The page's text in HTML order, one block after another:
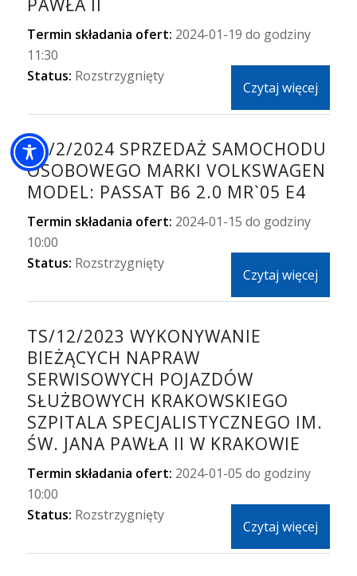
PAWŁA II
Termin składania ofert: 2024-01-19 do godziny
11:30
Status: Rozstrzygnięty
Czytaj więcej
TS/2/2024 SPRZEDAŻ SAMOCHODU
OSOBOWEGO MARKI VOLKSWAGEN
MODEL: PASSAT B6 2.0 MR`05 E4
Termin składania ofert: 2024-01-15 do godziny
10:00
Status: Rozstrzygnięty
Czytaj więcej
TS/12/2023 WYKONYWANIE
BIEŻĄCYCH NAPRAW
SERWISOWYCH POJAZDÓW
SŁUŻBOWYCH KRAKOWSKIEGO
SZPITALA SPECJALISTYCZNEGO IM.
ŚW. JANA PAWŁA II W KRAKOWIE
Termin składania ofert: 2024-01-05 do godziny
10:00
Status: Rozstrzygnięty
Czytaj więcej